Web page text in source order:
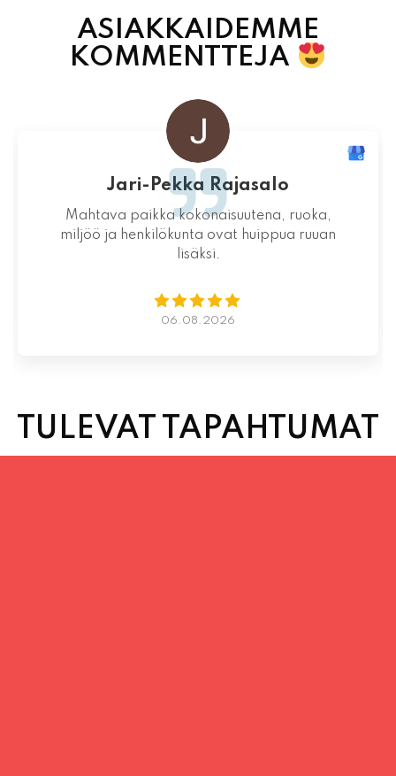
ASIAKKAIDEMME
KOMMENTTEJA
Jari-Pekka Rajasalo
Mahtava paikka kokonaisuutena, ruoka,
miljöö ja henkilökunta ovat huippua ruuan
lisäksi.
06.08.2026
TULEVAT TAPAHTUMAT